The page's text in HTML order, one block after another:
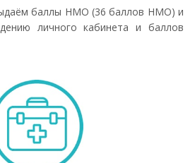
баллы НМО (36 баллов НМО) и
личного кабинета и баллов